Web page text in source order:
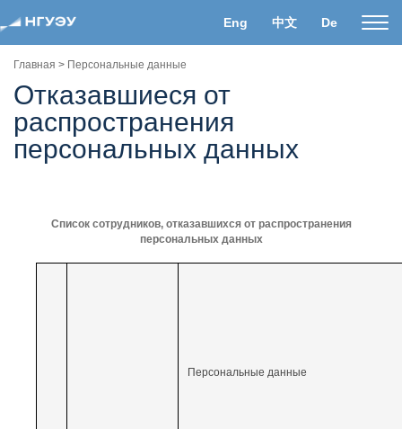
Eng 中文 De
Главная > Персональные данные
Отказавшиеся от
распространения
персональных данных
Список сотрудников, отказавшихся от распространения
персональных данных
Персональные данные